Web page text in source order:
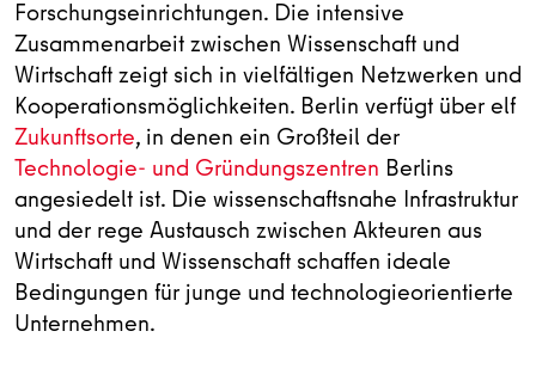
Forschungseinrichtungen. Die intensive
Zusammenarbeit zwischen Wissenschaft und
Wirtschaft zeigt sich in vielfältigen Netzwerken und
Kooperationsmöglichkeiten. Berlin verfügt über elf
Zukunftsorte, in denen ein Großteil der
Technologie- und Gründungszentren Berlins
angesiedelt ist. Die wissenschaftsnahe Infrastruktur
und der rege Austausch zwischen Akteuren aus
Wirtschaft und Wissenschaft schaffen ideale
Bedingungen für junge und technologieorientierte
Unternehmen.